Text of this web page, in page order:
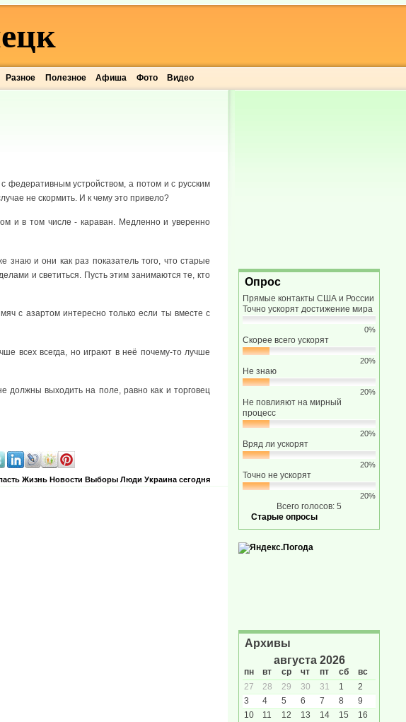
Разное Полезное Афиша Фото Видео
федеративным устройством, а потом и с русским
не скормить. И к чему это привело?
и в том числе - караван. Медленно и уверенно
знаю и они как раз показатель того, что старые
и светиться. Пусть этим занимаются те, кто
с азартом интересно только если ты вместе с
всех всегда, но играют в неё почему-то лучше
выходить на поле, равно как и торговец
Жизнь Новости Выборы Люди Украина сегодня
Опрос
Прямые контакты США и России
Точно ускорят достижение мира
0%
Скорее всего ускорят
20%
Не знаю
20%
Не повлияют на мирный
процесс
20%
Вряд ли ускорят
20%
Точно не ускорят
20%
Всего голосов: 5
Старые опросы
Архивы
августа 2026
пн вт ср чт пт сб
вс
27
28 29 30 31 1
2
3
4 5 6 7 8
9
10
11 12 13 14 15
16